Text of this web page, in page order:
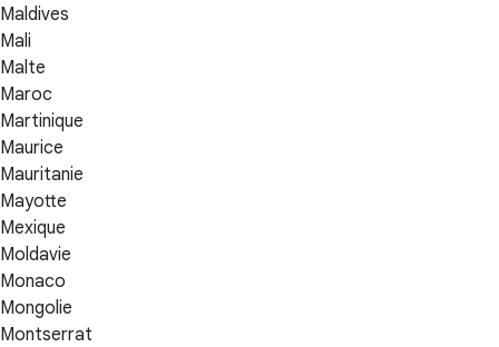
Maldives
Mali
Malte
Maroc
Martinique
Maurice
Mauritanie
Mayotte
Mexique
Moldavie
Monaco
Mongolie
Montserrat